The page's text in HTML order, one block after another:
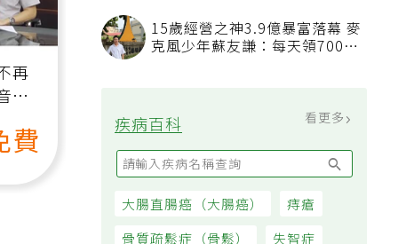
15歲經營之神3.9億暴富落幕 麥
克風少年蘇友謙：每天領700元
疾病百科
再
費